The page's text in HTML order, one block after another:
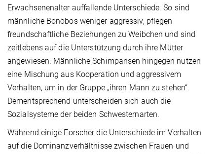
Erwachsenenalter auffallende Unterschiede. So sind
männliche Bonobos weniger aggressiv, pflegen
freundschaftliche Beziehungen zu Weibchen und sind
zeitlebens auf die Unterstützung durch ihre Mütter
angewiesen. Männliche Schimpansen hingegen nutzen
eine Mischung aus Kooperation und aggressivem
Verhalten, um in der Gruppe „ihren Mann zu stehen“.
Dementsprechend unterscheiden sich auch die
Sozialsysteme der beiden Schwesternarten.
Während einige Forscher die Unterschiede im Verhalten
auf die Dominanzverhältnisse zwischen Frauen und